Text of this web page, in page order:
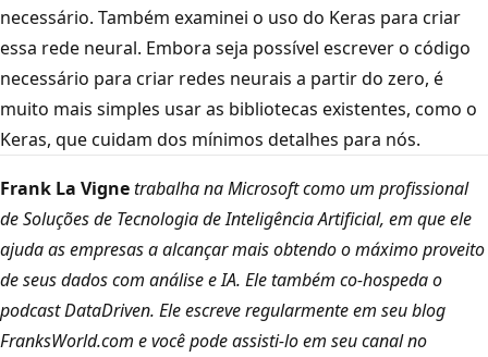
necessário. Também examinei o uso do Keras para criar
essa rede neural. Embora seja possível escrever o código
necessário para criar redes neurais a partir do zero, é
muito mais simples usar as bibliotecas existentes, como o
Keras, que cuidam dos mínimos detalhes para nós.
Frank La Vignetrabalha na Microsoft como um profissional
de Soluções de Tecnologia de Inteligência Artificial, em que ele
ajuda as empresas a alcançar mais obtendo o máximo proveito
de seus dados com análise e IA. Ele também co-hospeda o
podcast DataDriven. Ele escreve regularmente em seu blog
FranksWorld.com e você pode assisti-lo em seu canal no